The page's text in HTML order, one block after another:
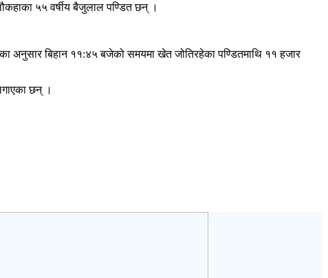
५५ वर्षीय बैजुलाल पण्डित छन् ।
अनुसार बिहान ११:४५ बजेको समयमा खेत जोतिरहेका पण्डितमाथि ११ हजार
छन् ।